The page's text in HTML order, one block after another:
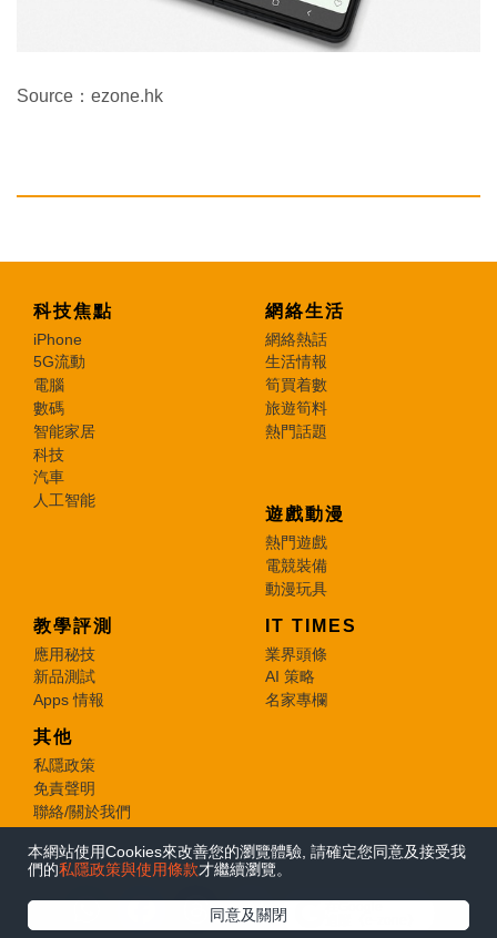
本網站使用Cookies來改善您的瀏覽體驗, 請確定您同意及接受我
們的私隱政策與使用條款才繼續瀏覽。
同意及關閉
Source：ezone.hk
科技焦點
iPhone
5G流動
電腦
數碼
智能家居
科技
汽車
人工智能
網絡生活
網絡熱話
生活情報
筍買着數
旅遊筍料
熱門話題
遊戲動漫
熱門遊戲
電競裝備
動漫玩具
教學評測
應用秘技
新品測試
Apps 情報
IT TIMES
業界頭條
AI 策略
名家專欄
其他
私隱政策
免責聲明
聯絡/關於我們
© 2026 e-zone. All Rights Reserved.